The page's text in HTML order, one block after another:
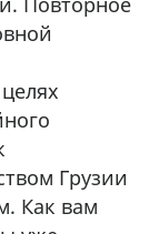
Грузии
Как вам